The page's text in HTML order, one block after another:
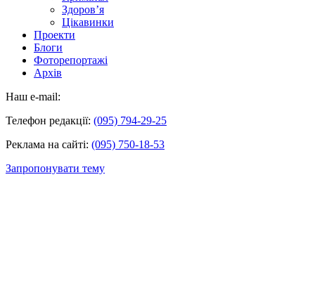
Здоров’я
Цікавинки
Проекти
Блоги
Фоторепортажі
Архів
Наш e-mail:
Телефон редакції: (095) 794-29-25
Реклама на сайті: (095) 750-18-53
Запропонувати тему